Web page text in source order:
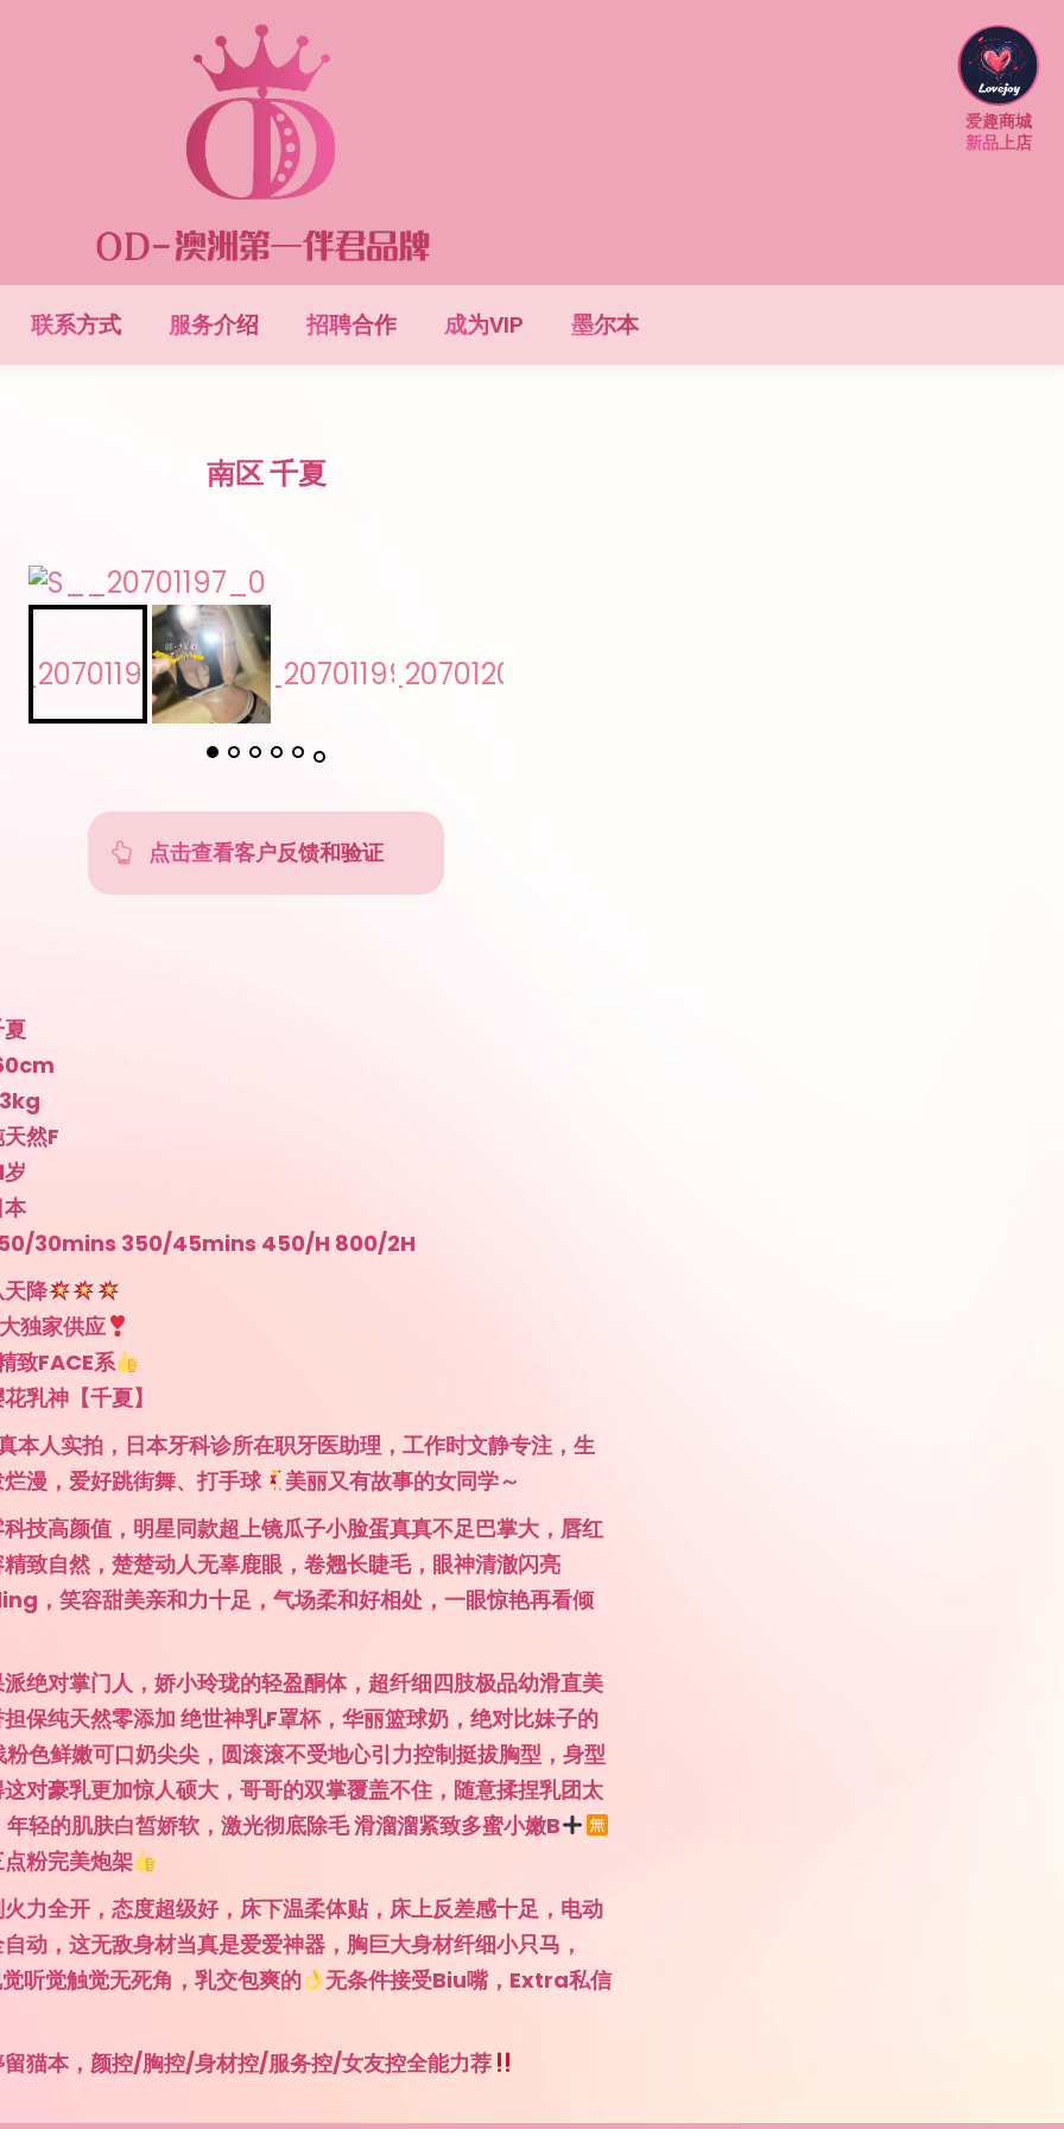
联系方式 服务介绍 招聘合作 成为VIP 墨尔本
南区 千夏
点击查看客户反馈和验证
然F
30mins 350/45mins 450/H 800/2H
降
独家供应
致FACE系
乳神【千夏】
本人实拍，日本牙科诊所在职牙医助理，工作时文静专注，生
漫，爱好跳街舞、打手球
美丽又有故事的女同学～
技高颜值，明星同款超上镜瓜子小脸蛋真真不足巴掌大，唇红
致自然，楚楚动人无辜鹿眼，卷翘长睫毛，眼神清澈闪亮
，笑容甜美亲和力十足，气场柔和好相处，一眼惊艳再看倾
绝对掌门人，娇小玲珑的轻盈酮体，超纤细四肢极品幼滑直美
保纯天然零添加 绝世神乳F罩杯，华丽篮球奶，绝对比妹子的
粉色鲜嫩可口奶尖尖，圆滚滚不受地心引力控制挺拔胸型，身型
对豪乳更加惊人硕大，哥哥的双掌覆盖不住，随意揉捏乳团太
年轻的肌肤白皙娇软，激光彻底除毛 滑溜溜紧致多蜜小嫩B
粉完美炮架
力全开，态度超级好，床下温柔体贴，床上反差感十足，电动
动，这无敌身材当真是爱爱神器，胸巨大身材纤细小只马，
听觉触觉无死角，乳交包爽的
无条件接受Biu嘴，Extra私信
猫本，颜控/胸控/身材控/服务控/女友控全能力荐
爱趣商城
新品上店